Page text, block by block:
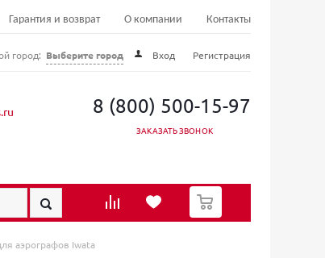
Гарантия и возврат О компании Контакты
город: Выберите город Вход Регистрация
8 (800) 500-15-97
ЗАКАЗАТЬ ЗВОНОК
0
аэрографов Iwata